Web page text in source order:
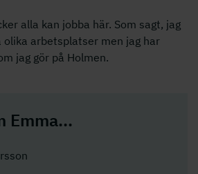
alla kan jobba här. Som sagt, jag
olika arbetsplatser men jag har
jag gör på Holmen.
Emma...